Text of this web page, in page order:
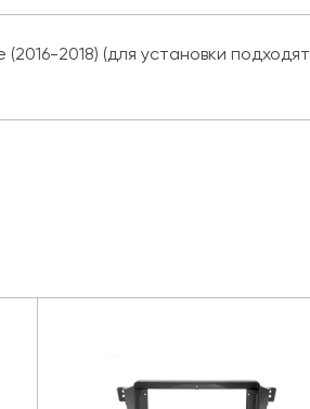
2018) (для установки подходят